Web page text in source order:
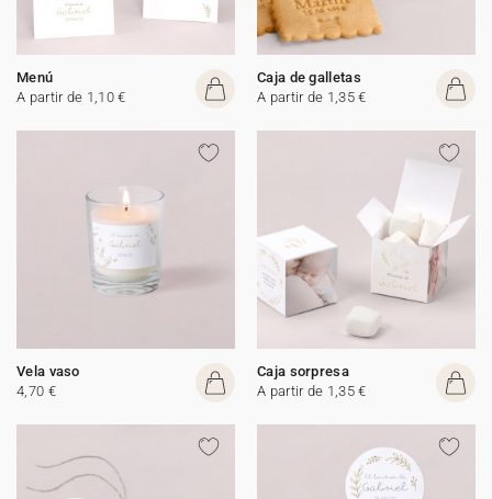
Menú
A partir de 1,10 €
Caja de galletas
A partir de 1,35 €
Vela vaso
4,70 €
Caja sorpresa
A partir de 1,35 €